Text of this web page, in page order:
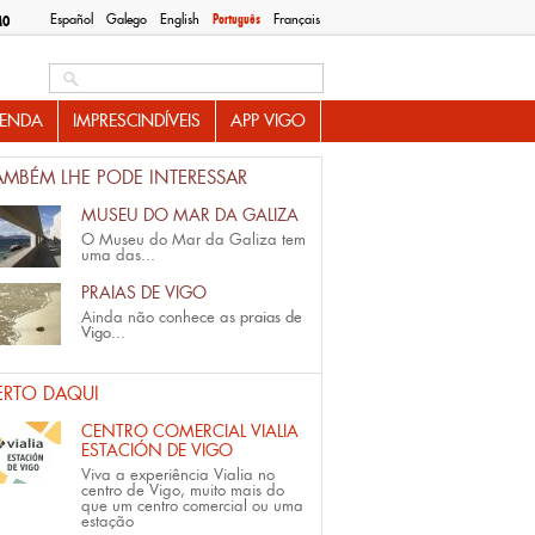
Español Galego English Português Français
IMPRESCINDÍVEIS APP VIGO
LHE PODE INTERESSAR
MUSEU DO MAR DA GALIZA
O Museu do Mar da Galiza tem
uma das...
PRAIAS DE VIGO
Ainda não conhece as praias de
Vigo...
DAQUI
CENTRO COMERCIAL VIALIA
ESTACIÓN DE VIGO
Viva a experiência Vialia no
centro de Vigo, muito mais do
que um centro comercial ou uma
estação